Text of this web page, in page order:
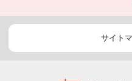
サイト